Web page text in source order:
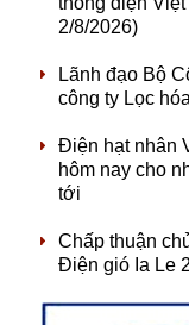
2/8/2026)
Lãnh đạo Bộ
công ty Lọc
Điện hạt nhân
hôm nay cho
tới
Chấp thuận
Điện gió Ia Le